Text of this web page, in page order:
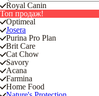
Royal Canin
Топ продаж!
Optimeal
Josera
Purina Pro Plan
Brit Care
Cat Chow
Savory
Acana
Farmina
Home Food